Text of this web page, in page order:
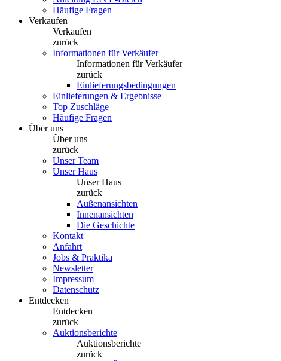
Häufige Fragen
Verkaufen
Verkaufen
zurück
Informationen für Verkäufer
Informationen für Verkäufer
zurück
Einlieferungsbedingungen
Einlieferungen & Ergebnisse
Top Zuschläge
Häufige Fragen
Über uns
Über uns
zurück
Unser Team
Unser Haus
Unser Haus
zurück
Außenansichten
Innenansichten
Die Geschichte
Kontakt
Anfahrt
Jobs & Praktika
Newsletter
Impressum
Datenschutz
Entdecken
Entdecken
zurück
Auktionsberichte
Auktionsberichte
zurück